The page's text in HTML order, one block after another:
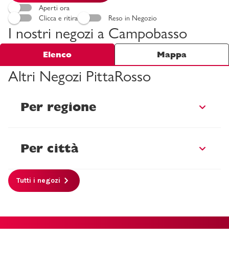
Aperti ora
Clicca e ritira
Reso in Negozio
I nostri negozi a Campobasso
Elenco Mappa
Altri Negozi PittaRosso
Per regione
Per città
Tutti i negozi